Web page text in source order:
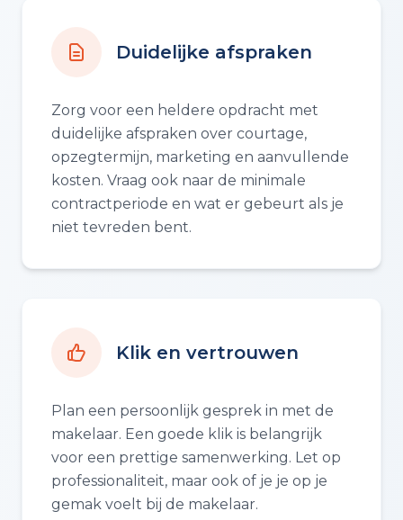
Duidelijke afspraken
Zorg voor een heldere opdracht met
duidelijke afspraken over courtage,
opzegtermijn, marketing en aanvullende
kosten. Vraag ook naar de minimale
contractperiode en wat er gebeurt als je
niet tevreden bent.
Klik en vertrouwen
Plan een persoonlijk gesprek in met de
makelaar. Een goede klik is belangrijk
voor een prettige samenwerking. Let op
professionaliteit, maar ook of je je op je
gemak voelt bij de makelaar.